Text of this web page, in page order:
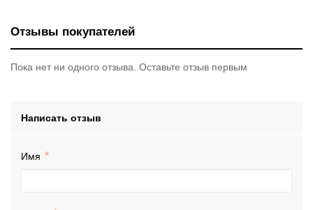
Отзывы покупателей
Пока нет ни одного отзыва. Оставьте отзыв первым
Написать отзыв
Имя